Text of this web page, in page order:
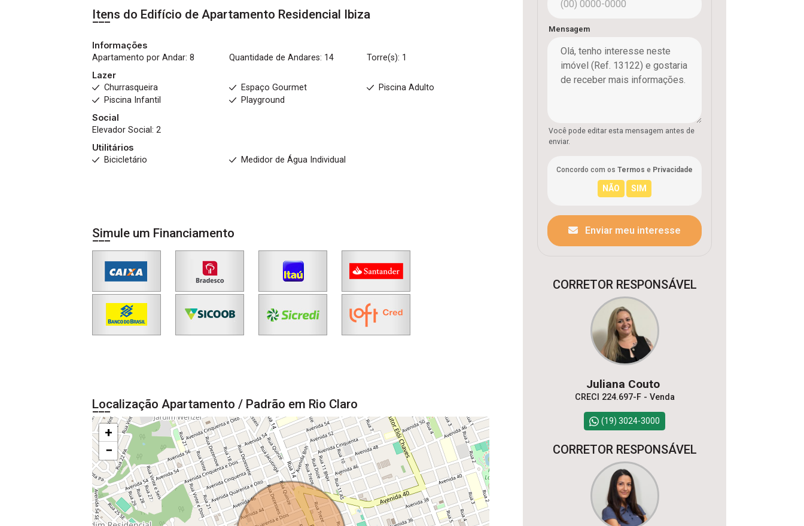
Itens do Edifício de Apartamento Residencial Ibiza
Informações
Apartamento por Andar: 8
Quantidade de Andares: 14
Torre(s): 1
Lazer
Churrasqueira
Espaço Gourmet
Piscina Adulto
Piscina Infantil
Playground
Social
Elevador Social: 2
Utilitários
Bicicletário
Medidor de Água Individual
Simule um Financiamento
Localização Apartamento / Padrão em Rio Claro
+
−
Mensagem
Você pode editar esta mensagem antes de
enviar.
Concordo com os Termos e Privacidade
Enviar meu interesse
CORRETOR RESPONSÁVEL
Juliana Couto
CRECI 224.697-F - Venda
(19) 3024-3000
CORRETOR RESPONSÁVEL